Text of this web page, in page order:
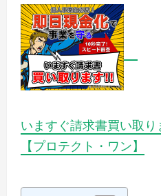
いますぐ請求書買い取
【プロテクト・ワン】